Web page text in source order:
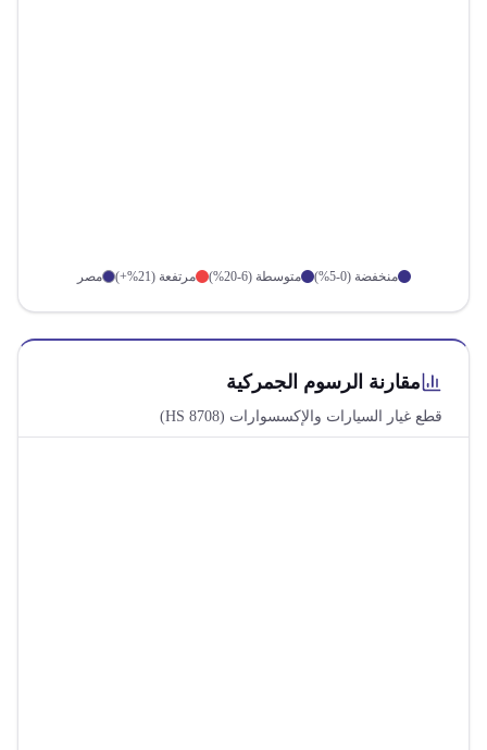
منخفضة (0-5%) متوسطة (6-20%) مرتفعة (21%+) مصر
مقارنة الرسوم الجمركية
قطع غيار السيارات والإكسسوارات (HS
8708
)